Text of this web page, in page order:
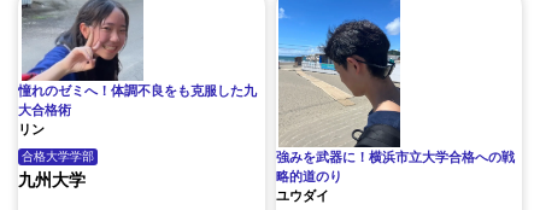
憧れのゼミへ！体調不良をも克服した九
大合格術
リン
合格大学学部
九州大学
強みを武器に！横浜市立大学合格への戦
略的道のり
ユウダイ